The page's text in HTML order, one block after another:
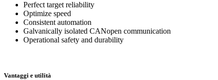
Perfect target reliability
Optimize speed
Consistent automation
Galvanically isolated CANopen communication
Operational safety and durability
Vantaggi e utilità